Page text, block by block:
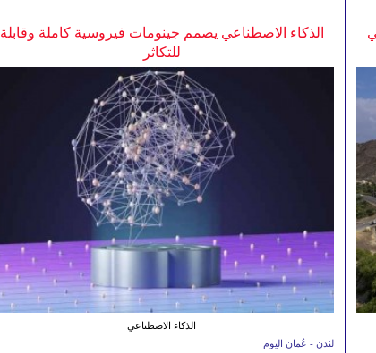
الذكاء الاصطناعي يصمم جينومات فيروسية كاملة وقابلة
للتكاثر
الذكاء الاصطناعي
لندن - عُمان اليوم